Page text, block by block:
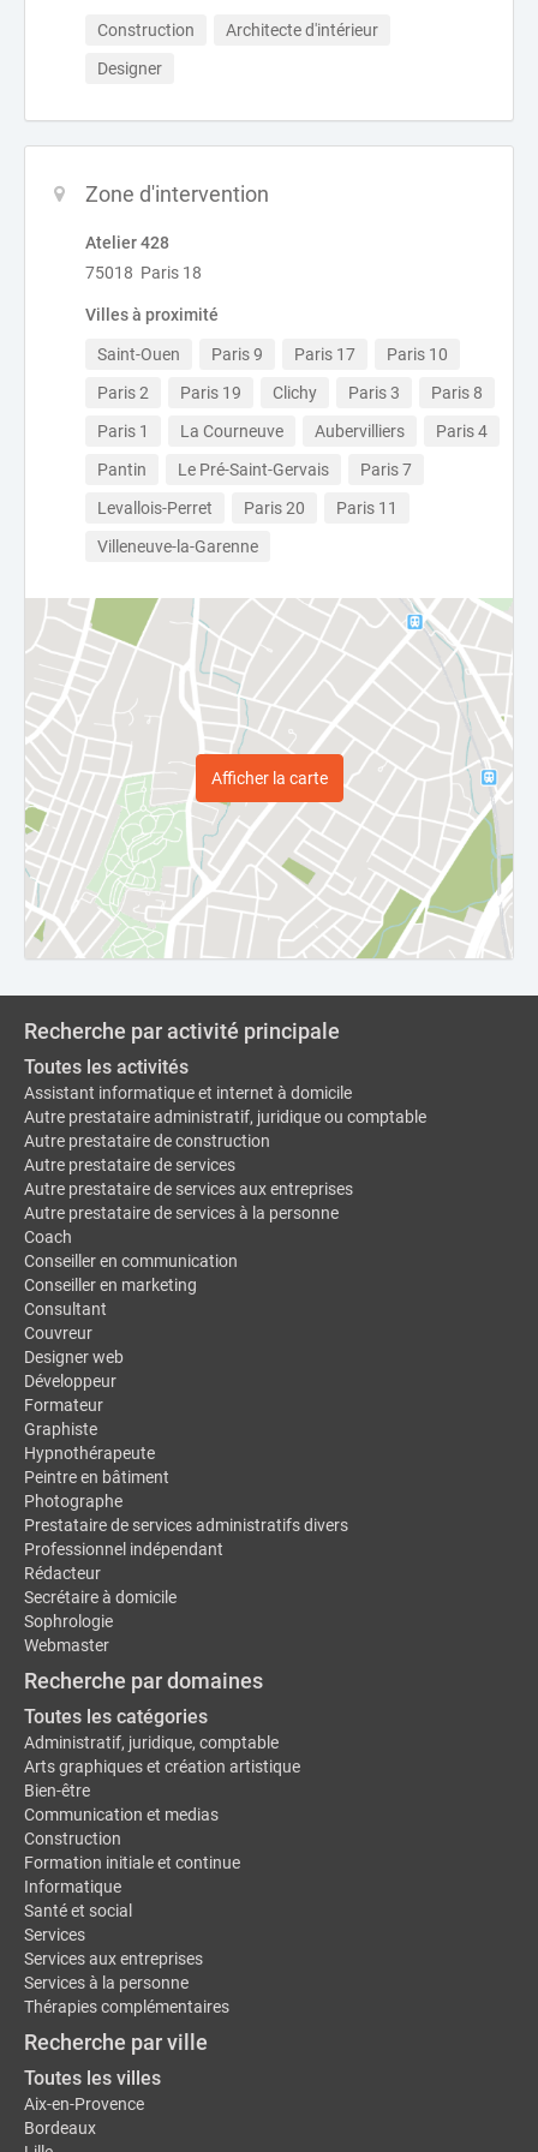
Construction
Architecte d'intérieur
Designer
Zone d'intervention
Atelier 428
75018 Paris 18
Villes à proximité
Saint-Ouen Paris 9 Paris 17
Paris 10
Paris 2
Paris 19 Clichy Paris 3
Paris 8
Paris 1
La Courneuve Aubervilliers
Paris 4
Pantin
Le Pré-Saint-Gervais
Paris 7
Levallois-Perret
Paris 20
Paris 11
Villeneuve-la-Garenne
Afficher la carte
Recherche par activité principale
Toutes les activités
Assistant informatique et internet à domicile
Autre prestataire administratif, juridique ou comptable
Autre prestataire de construction
Autre prestataire de services
Autre prestataire de services aux entreprises
Autre prestataire de services à la personne
Coach
Conseiller en communication
Conseiller en marketing
Consultant
Couvreur
Designer web
Développeur
Formateur
Graphiste
Hypnothérapeute
Peintre en bâtiment
Photographe
Prestataire de services administratifs divers
Professionnel indépendant
Rédacteur
Secrétaire à domicile
Sophrologie
Webmaster
Recherche par domaines
Toutes les catégories
Administratif, juridique, comptable
Arts graphiques et création artistique
Bien-être
Communication et medias
Construction
Formation initiale et continue
Informatique
Santé et social
Services
Services aux entreprises
Services à la personne
Thérapies complémentaires
Recherche par ville
Toutes les villes
Aix-en-Provence
Bordeaux